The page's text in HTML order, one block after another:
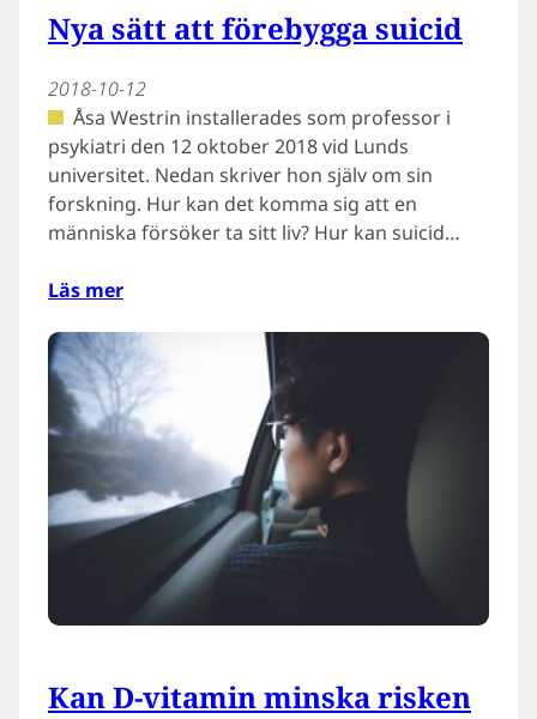
Nya sätt att förebygga suicid
2018-10-12
Åsa Westrin installerades som professor i
psykiatri den 12 oktober 2018 vid Lunds
universitet. Nedan skriver hon själv om sin
forskning. Hur kan det komma sig att en
människa försöker ta sitt liv? Hur kan suicid…
Läs mer
Kan D-vitamin minska risken